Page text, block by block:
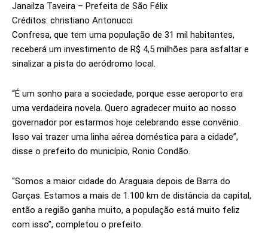
Janailza Taveira – Prefeita de São Félix
Créditos: christiano Antonucci
Confresa, que tem uma população de 31 mil habitantes,
receberá um investimento de R$ 4,5 milhões para asfaltar e
sinalizar a pista do aeródromo local.
“É um sonho para a sociedade, porque esse aeroporto era
uma verdadeira novela. Quero agradecer muito ao nosso
governador por estarmos hoje celebrando esse convênio.
Isso vai trazer uma linha aérea doméstica para a cidade”,
disse o prefeito do município, Ronio Condão.
“Somos a maior cidade do Araguaia depois de Barra do
Garças. Estamos a mais de 1.100 km de distância da capital,
então a região ganha muito, a população está muito feliz
com isso”, completou o prefeito.